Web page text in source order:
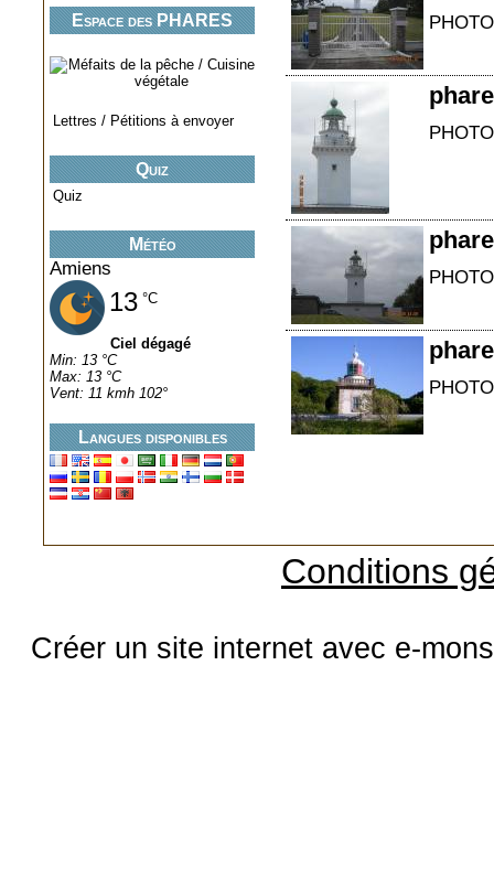
Espace des PHARES
Lettres / Pétitions à envoyer
Quiz
Quiz
Météo
Amiens
13 °C
Ciel dégagé
Min: 13 °C
Max: 13 °C
Vent: 11 kmh 102°
Langues disponibles
Conditions
Créer un site internet avec e-